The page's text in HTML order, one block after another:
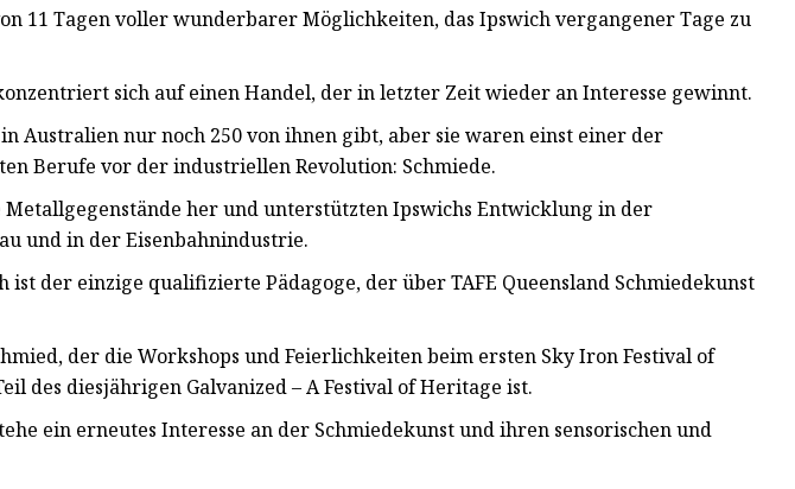
11 Tagen voller wunderbarer Möglichkeiten, das Ipswich vergangener Tage zu
sich auf einen Handel, der in letzter Zeit wieder an Interesse gewinnt.
in Australien nur noch 250 von ihnen gibt, aber sie waren einst einer der
Berufe vor der industriellen Revolution: Schmiede.
Metallgegenstände her und unterstützten Ipswichs Entwicklung in der
und in der Eisenbahnindustrie.
ist der einzige qualifizierte Pädagoge, der über TAFE Queensland Schmiedekunst
der die Workshops und Feierlichkeiten beim ersten Sky Iron Festival of
des diesjährigen Galvanized – A Festival of Heritage ist.
ein erneutes Interesse an der Schmiedekunst und ihren sensorischen und